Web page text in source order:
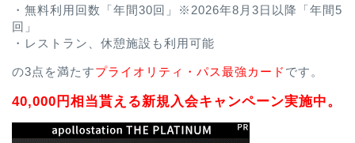
・無料利用回数「年間30回」※2026年8月3日以降「年間5
回」
・レストラン、休憩施設も利用可能
の3点を満たすプライオリティ・パス最強カード です。
40,000円相当貰える新規入会キャンペーン実施中。